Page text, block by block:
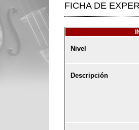
FICHA DE
Nivel
Descripción